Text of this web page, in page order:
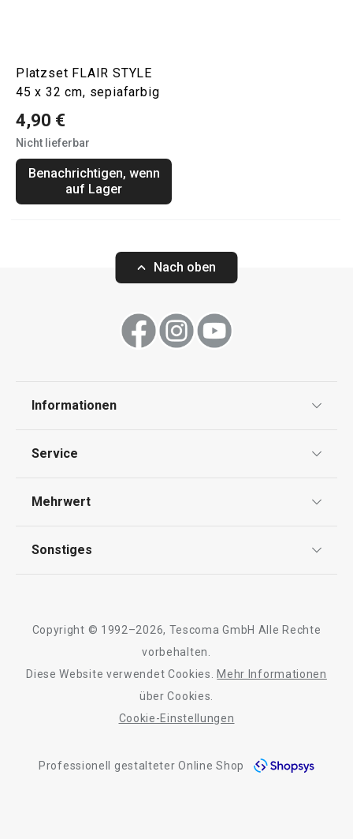
Platzset FLAIR STYLE
45 x 32 cm, sepiafarbig
4,90 €
Nicht lieferbar
Benachrichtigen, wenn
auf Lager
Nach oben
Informationen
Impressum
Service
Kontaktformular
Mehrwert
Qualität
Sonstiges
Barrierefreiheit
Copyright © 1992–2026, Tescoma GmbH Alle Rechte
vorbehalten.
Diese Website verwendet Cookies.
Mehr Informationen
über Cookies.
Cookie-Einstellungen
Professionell gestalteter Online Shop